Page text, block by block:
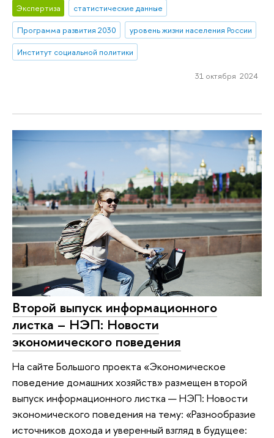
Экспертиза
статистические данные
Программа развития 2030
уровень жизни населения России
Институт социальной политики
31 октября 2024
Второй выпуск информационного
листка – НЭП: Новости
экономического поведения
На сайте Большого проекта «Экономическое
поведение домашних хозяйств» размещен второй
выпуск информационного листка — НЭП: Новости
экономического поведения на тему: «Разнообразие
источников дохода и уверенный взгляд в будущее: